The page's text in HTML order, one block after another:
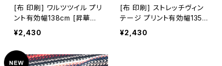
[布 印刷] ワルツツイル プリ
ント有効幅138cm [昇華転
写/50cm単位]
¥2,430
[布 印刷] ストレッチヴィン
テージ プリント有効幅135c
m [昇華転写/50cm単位]
¥2,430